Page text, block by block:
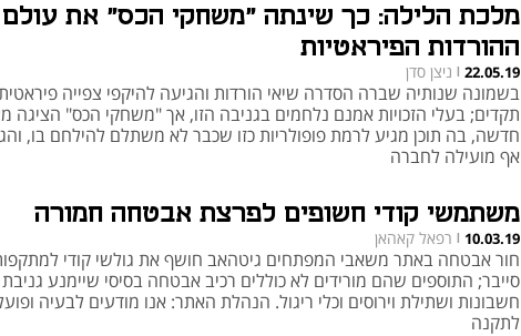
מלכת הלילה: כך שינתה "משחקי הכס" את עולם
ההורדות הפיראטיות
22.05.19
| ניצן סדן
בשמונה שנותיה שברה הסדרה שיאי הורדות והגיעה להיקפי צפייה
תקדים; בעלי הזכויות אמנם נלחמים בגניבה הזו, אך "משחקי הכס" הציגה
חדשה, בה תוכן מגיע לרמת פופולריות כזו שכבר לא משתלם להילחם בו,
אף מועילה לחברה
משתמשי קודי חשופים לפרצת אבטחה חמורה
10.03.19
| רפאל קאהאן
חור אבטחה באתר משאבי המפתחים גיטהאב חושף את גולשי קודי
סייבר; התוספים שהם מורידים לא כוללים רכיב אבטחה בסיסי שיימנע גניבת
חשבונות ושתילת וירוסים וכלי ריגול. הנהלת האתר: אנו מודעים לבעיה
לתקנה